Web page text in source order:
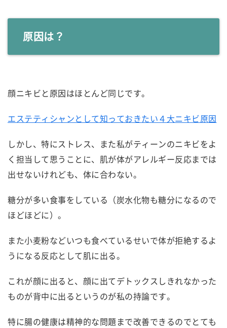
原因は？
顔ニキビと原因はほとんど同じです。
エステティシャンとして知っておきたい４大ニキビ原因
しかし、特にストレス、また私がティーンのニキビをよ
く担当して思うことに、肌が体がアレルギー反応までは
出せないけれども、体に合わない。
糖分が多い食事をしている（炭水化物も糖分になるので
ほどほどに）。
また小麦粉などいつも食べているせいで体が拒絶するよ
うになる反応として肌に出る。
これが顔に出ると、顔に出てデトックスしきれなかった
ものが背中に出るというのが私の持論です。
特に腸の健康は精神的な問題まで改善できるのでとても